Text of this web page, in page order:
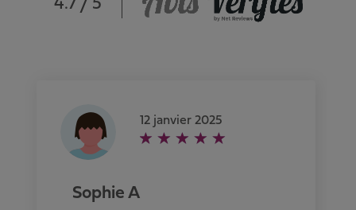
4.7 / 5
12 janvier 2025
Sophie A